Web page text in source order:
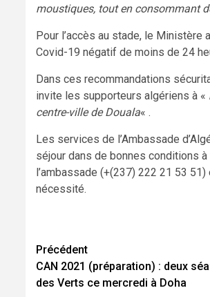
moustiques, tout en consommant
Pour l’accès au stade, le Ministère
Covid-19 négatif de moins de 24
Dans ces recommandations
invite les supporteurs algériens à «
centre-ville de Douala« .
Les services de l’Ambassade
séjour dans de bonnes conditions
l’ambassade (+(237) 222 21 53
nécessité.
Navigation
d’article
Précédent
CAN 2021 (préparation) : deux
des Verts ce mercredi à Doha